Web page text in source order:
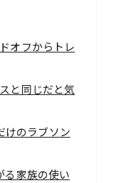
オフからトレ
と同じだと気
けのラブソン
る家族の使い